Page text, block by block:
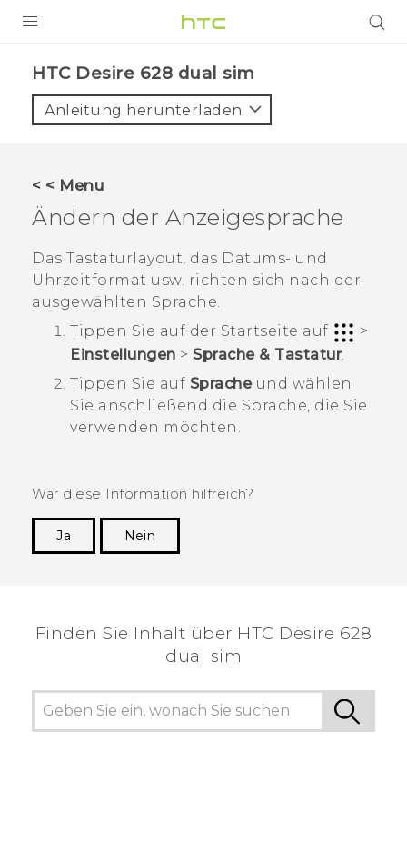
VIVE
UNTERSTÜTZUNG
HTC-Geräte und Zubehör
Anmelden
HTC Desire 628 dual sim‎
Anleitung herunterladen
< < Menu
Ändern der Anzeigesprache
Das Tastaturlayout, das Datums- und
Uhrzeitformat usw. richten sich nach der
ausgewählten Sprache.
Tippen Sie auf der Startseite auf
>
Einstellungen > Sprache & Tastatur.
Tippen Sie auf Spracheund wählen
Sie anschließend die Sprache, die Sie
verwenden möchten.
War diese Information hilfreich?
Ja
Nein
Finden Sie Inhalt über‎ HTC Desire 628
dual sim